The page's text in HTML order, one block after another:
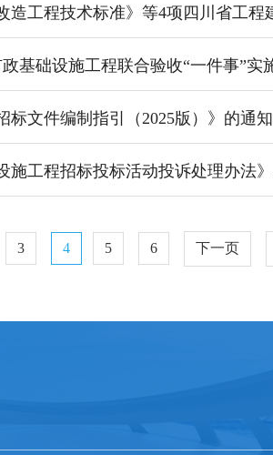
文件编制指引（2025版）》的通知
3 4 5 6 下一页